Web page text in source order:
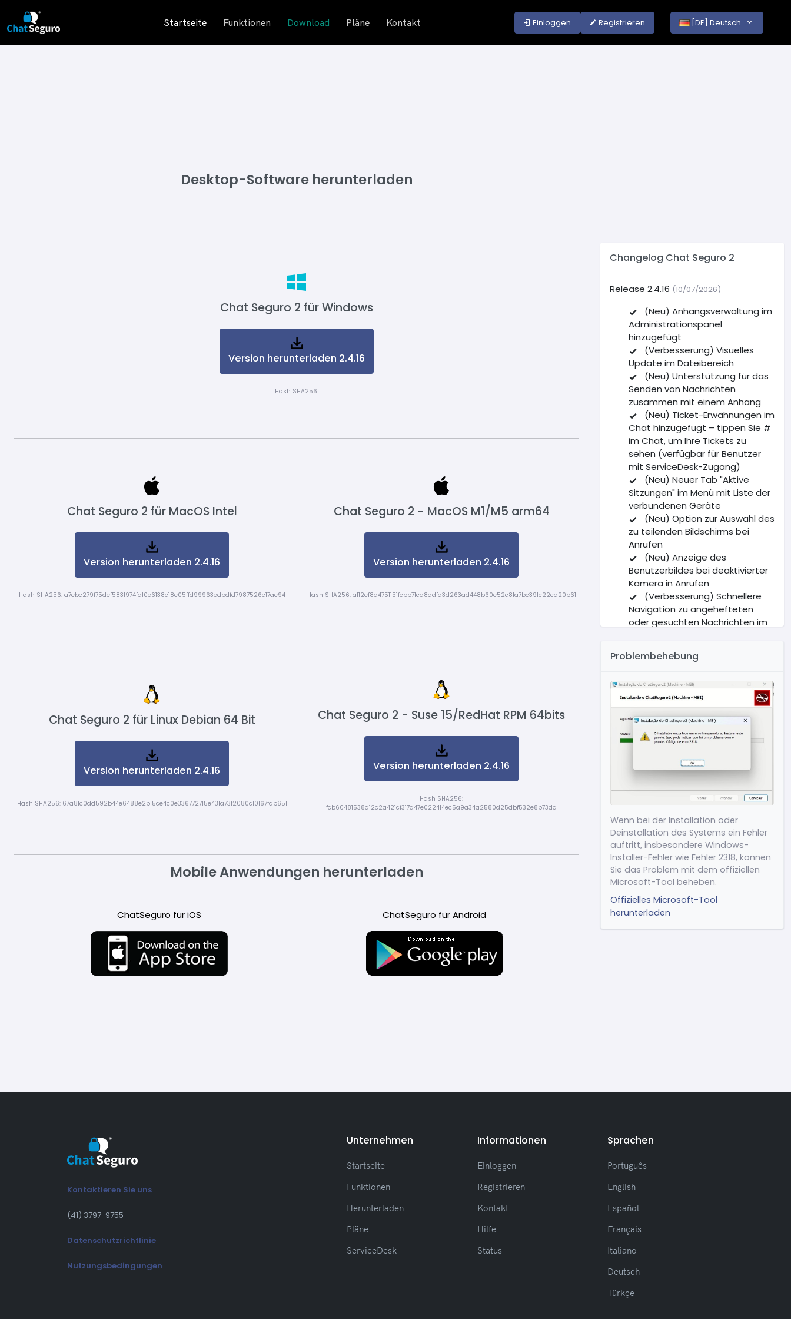
Startseite Funktionen Download Pläne Kontakt Einloggen Registrieren [DE] Deutsch
Desktop-Software herunterladen
Chat Seguro 2 für Windows
Version herunterladen 2.4.16
Hash SHA256:
Chat Seguro 2 für MacOS Intel
Version herunterladen 2.4.16
Hash SHA256: a7ebc279f75def5831974fa10e6138c18e05ffd99963edbdfd7987526c17ae94
Chat Seguro 2 - MacOS M1/M5 arm64
Version herunterladen 2.4.16
Hash SHA256: a112ef8d4751151fcbb71ca8ddfd3d263ad448b60e52c81a7bc391c22cd20b61
Chat Seguro 2 für Linux Debian 64 Bit
Version herunterladen 2.4.16
Hash SHA256: 67a81c0dd592b44e6488e2b15ce4c0e336772715e431a73f2080c10167fab651
Chat Seguro 2 - Suse 15/RedHat RPM 64bits
Version herunterladen 2.4.16
Hash SHA256:
fcb60481538a12c2a421cf317d47e022414ec5a9a34a2580d25dbf532e8b73dd
Mobile Anwendungen herunterladen
ChatSeguro für iOS ChatSeguro für Android
Changelog Chat Seguro 2
Release 2.4.16 (10/07/2026)
(Neu) Anhangsverwaltung im
Administrationspanel
hinzugefügt
(Verbesserung) Visuelles
Update im Dateibereich
(Neu) Unterstützung für das
Senden von Nachrichten
zusammen mit einem Anhang
(Neu) Ticket-Erwähnungen im
Chat hinzugefügt – tippen Sie #
im Chat, um Ihre Tickets zu
sehen (verfügbar für Benutzer
mit ServiceDesk-Zugang)
(Neu) Neuer Tab "Aktive
Sitzungen" im Menü mit Liste der
verbundenen Geräte
(Neu) Option zur Auswahl des
zu teilenden Bildschirms bei
Anrufen
(Neu) Anzeige des
Benutzerbildes bei deaktivierter
Kamera in Anrufen
(Verbesserung) Schnellere
Navigation zu angehefteten
oder gesuchten Nachrichten im
Datumsbereich in der
(Neu) Neuer Startbildschirm
mit Zusammenfassung der
Benutzeraktivitäten
(Neu) Neuer Bildschirm zum
Anzeigen und Verwalten von
(Verbesserung)
Neuanordnung der Schaltflächen
im Menü
(Neu) Schaltfläche zum
Scrollen ans Ende der
Unterhaltung im Chat
hinzugefügt
Weitere Korrekturen und
allgemeine Verbesserungen
Release 2.4.15(24/04/2026)
(Verbesserung) Optimiertes
hinzugefügt
Anpassungen an der Scrollleiste
Verhaltens der
Problembehebung
Wenn bei der Installation oder
Deinstallation des Systems ein Fehler
auftritt, insbesondere Windows-
Installer-Fehler wie Fehler 2318, konnen
Sie das Problem mit dem offiziellen
Microsoft-Tool beheben.
Offizielles Microsoft-Tool
herunterladen
Kontaktieren Sie uns
(41) 3797-9755
Datenschutzrichtlinie
Nutzungsbedingungen
Unternehmen
Startseite
Funktionen
Herunterladen
Pläne
ServiceDesk
Informationen
Einloggen
Registrieren
Kontakt
Hilfe
Status
Sprachen
Português
English
Español
Français
Italiano
Deutsch
Türkçe